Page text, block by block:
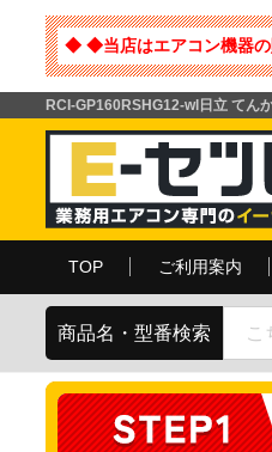
◆ ◆当店はエアコン機器の
RCI-GP160RSHG12-wl日立 てん
TOP ご利用案内
商品名・型番検索